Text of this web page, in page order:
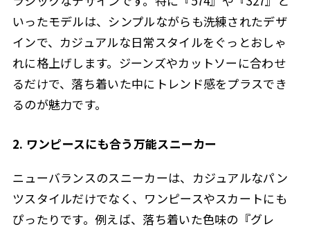
いったモデルは、シンプルながらも洗練されたデザ
インで、カジュアルな日常スタイルをぐっとおしゃ
れに格上げします。ジーンズやカットソーに合わせ
るだけで、落ち着いた中にトレンド感をプラスでき
るのが魅力です。
2. ワンピースにも合う万能スニーカー
ニューバランスのスニーカーは、カジュアルなパン
ツスタイルだけでなく、ワンピースやスカートにも
ぴったりです。例えば、落ち着いた色味の『グレ